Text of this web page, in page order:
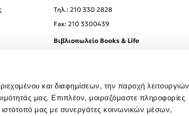
και διαφημίσεων, την παροχή λειτουργιών
μας. Επιπλέον, μοιραζόμαστε πληροφορίες
μας με συνεργάτες κοινωνικών μέσων,
Tηλ.: 210 330 2828
Fax: 210 3300439
Βιβλιοπωλείο Books & Life